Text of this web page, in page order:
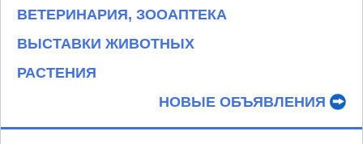
ВЕТЕРИНАРИЯ, ЗООАПТЕКА
ВЫСТАВКИ ЖИВОТНЫХ
РАСТЕНИЯ
НОВЫЕ ОБЪЯВЛЕНИЯ